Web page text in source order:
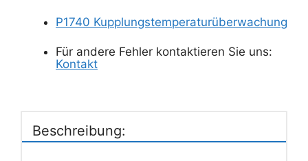
P1740 Kupplungstemperaturüberwachung
Für andere Fehler kontaktieren Sie uns:
Kontakt
Beschreibung: